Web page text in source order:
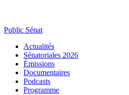
Public Sénat
Actualités
Sénatoriales 2026
Émissions
Documentaires
Podcasts
Programme